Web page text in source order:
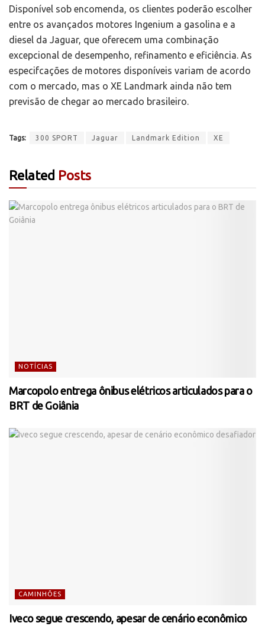
Disponível sob encomenda, os clientes poderão escolher
entre os avançados motores Ingenium a gasolina e a
diesel da Jaguar, que oferecem uma combinação
excepcional de desempenho, refinamento e eficiência. As
especifcações de motores disponíveis variam de acordo
com o mercado, mas o XE Landmark ainda não tem
previsão de chegar ao mercado brasileiro.
Tags: 300 SPORT Jaguar Landmark Edition XE
Related Posts
NOTÍCIAS
Marcopolo entrega ônibus elétricos articulados para o
BRT de Goiânia
CAMINHÕES
Iveco segue crescendo, apesar de cenário econômico